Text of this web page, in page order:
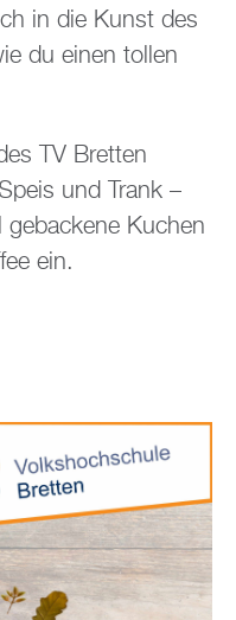
in die Kunst des
du einen tollen
TV Bretten
und Trank –
gebackene Kuchen
ein.